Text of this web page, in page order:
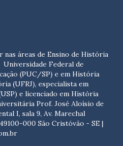
nas áreas de Ensino de História
Federal de
(PUC/SP) e em História
(UFRJ), especialista em
e licenciado em História
Prof. José Aloísio de
I, sala 9, Av. Marechal
000 São Cristóvão - SE |